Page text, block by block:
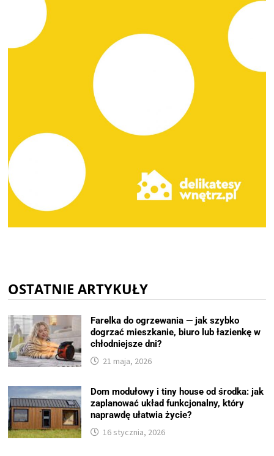
OSTATNIE ARTYKUŁY
Farelka do ogrzewania — jak szybko
dogrzać mieszkanie, biuro lub łazienkę w
chłodniejsze dni?
21 maja, 2026
Dom modułowy i tiny house od środka: jak
zaplanować układ funkcjonalny, który
naprawdę ułatwia życie?
16 stycznia, 2026